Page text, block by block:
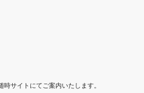
サイトにてご案内いたします。